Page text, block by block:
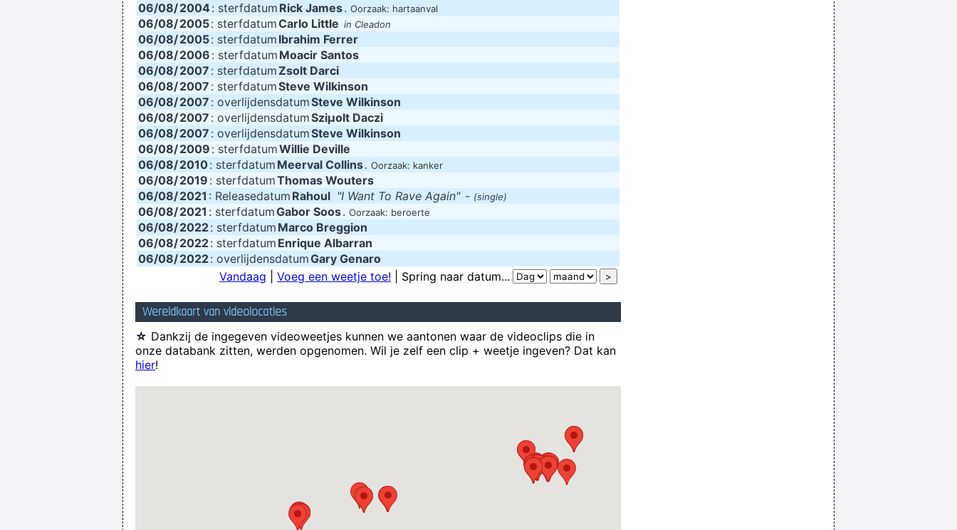
06/08/2004 : sterfdatum Rick James. Oorzaak: hartaanval
06/08/2005: sterfdatumCarlo Little in Cleadon
06/08/2005: sterfdatum Ibrahim Ferrer
06/08/2006 : sterfdatum Moacir Santos
06/08/2007 : sterfdatumZsolt Darci
06/08/2007 : sterfdatumSteve Wilkinson
06/08/2007 : overlijdensdatumSteve Wilkinson
06/08/2007 : overlijdensdatumSziµolt Daczi
06/08/2007 : overlijdensdatumSteve Wilkinson
06/08/2009 : sterfdatumWillie Deville
06/08/2010: sterfdatum Meerval Collins. Oorzaak: kanker
06/08/2019 : sterfdatumThomas Wouters
06/08/2021 : Releasedatum Rahoul "I Want To Rave Again" - (single)
06/08/2021 : sterfdatumGabor Soos. Oorzaak: beroerte
06/08/2022: sterfdatum Marco Breggion
06/08/2022: sterfdatum Enrique Albarran
06/08/2022: overlijdensdatumGary Genaro
Vandaag
Voeg een weetje toe! | Spring naar datum...
Wereldkaart van videolocaties
☆ Dankzij de ingegeven videoweetjes kunnen we aantonen waar de videoclips die in
onze databank zitten, werden opgenomen. Wil je zelf een clip + weetje ingeven? Dat kan
hier!